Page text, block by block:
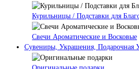
Курильницы / Подставки для
Свечи Ароматические и Восковые
Сувениры, Украшения, Подарочная